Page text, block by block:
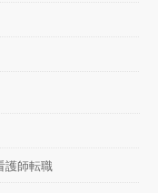
護師転職